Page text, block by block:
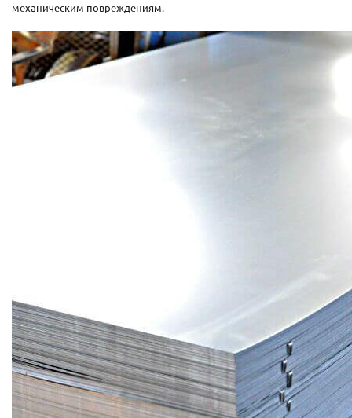
механическим повреждениям.